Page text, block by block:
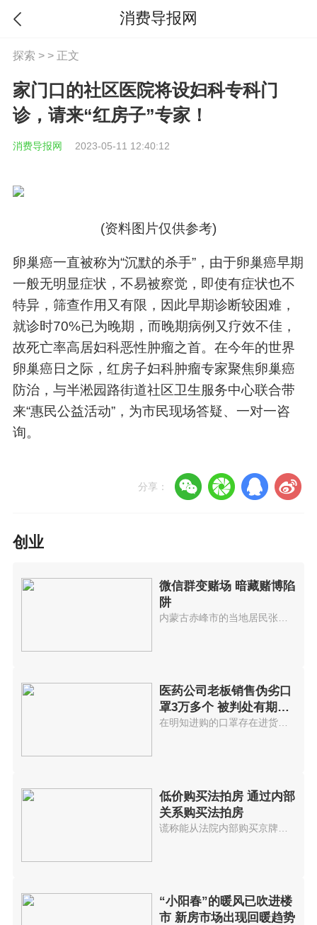
消费导报网
探索 > > 正文
家门口的社区医院将设妇科专科门
诊，请来“红房子”专家！
消费导报网 2023-05-11 12:40:12
(资料图片仅供参考)
卵巢癌一直被称为“沉默的杀手”，由于卵巢癌早期
一般无明显症状，不易被察觉，即使有症状也不
特异，筛查作用又有限，因此早期诊断较困难，
就诊时70%已为晚期，而晚期病例又疗效不佳，
故死亡率高居妇科恶性肿瘤之首。在今年的世界
卵巢癌日之际，红房子妇科肿瘤专家聚焦卵巢癌
防治，与半淞园路街道社区卫生服务中心联合带
来“惠民公益活动”，为市民现场答疑、一对一咨
询。
分享：
创业
微信群变赌场 暗藏赌博陷
阱
内蒙古赤峰市的当地居民张某被朋...
医药公司老板销售伪劣口
罩3万多个 被判处有期徒
刑7年
在明知进购的口罩存在进货渠道不...
低价购买法拍房 通过内部
关系购买法拍房
“小阳春”的暖风已吹进楼
市 新房市场出现回暖趋势